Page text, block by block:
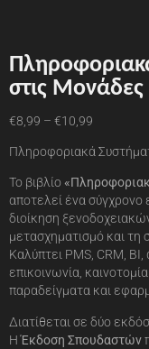
στις Μονάδες
€8,99 – €10,99
Πληροφοριακά
Το βιβλίο
αποτελεί ένα σύγχρονο
διοίκηση
μετασχηματισμό και τη
Καλύπτει PMS, CRM,
επικοινωνία,
παραδείγματα και
Διατίθεται σε δύο
ΗΈκδοση Σπουδαστών